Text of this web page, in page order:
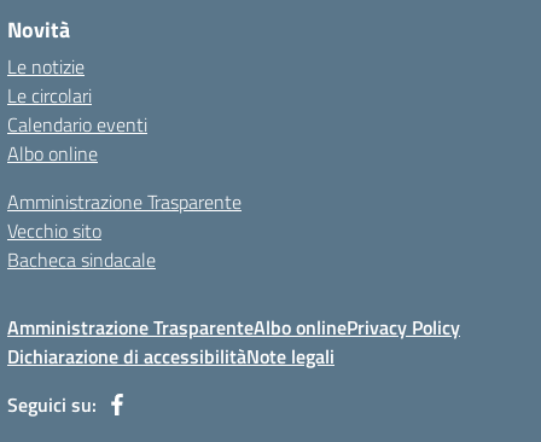
Novità
Le notizie
Le circolari
Calendario eventi
Albo online
Amministrazione Trasparente
Vecchio sito
Bacheca sindacale
Amministrazione TrasparenteAlbo onlinePrivacy Policy
Dichiarazione di accessibilitàNote legali
Seguici su: